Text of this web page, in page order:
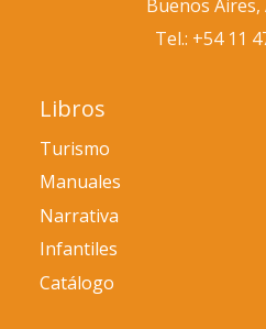
Buenos
Tel.: +54 11
Libros
Turismo
Manuales
Narrativa
Infantiles
Catálogo